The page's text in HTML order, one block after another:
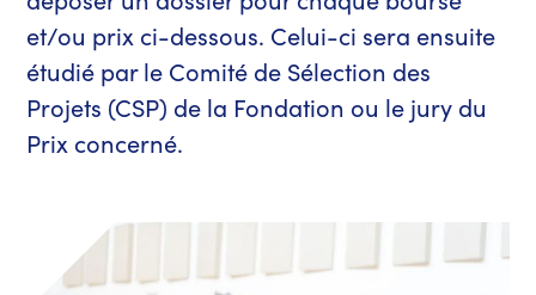
et/ou prix ci-dessous. Celui-ci sera ensuite
étudié par le Comité de Sélection des
Projets (CSP) de la Fondation ou le jury du
Prix concerné.